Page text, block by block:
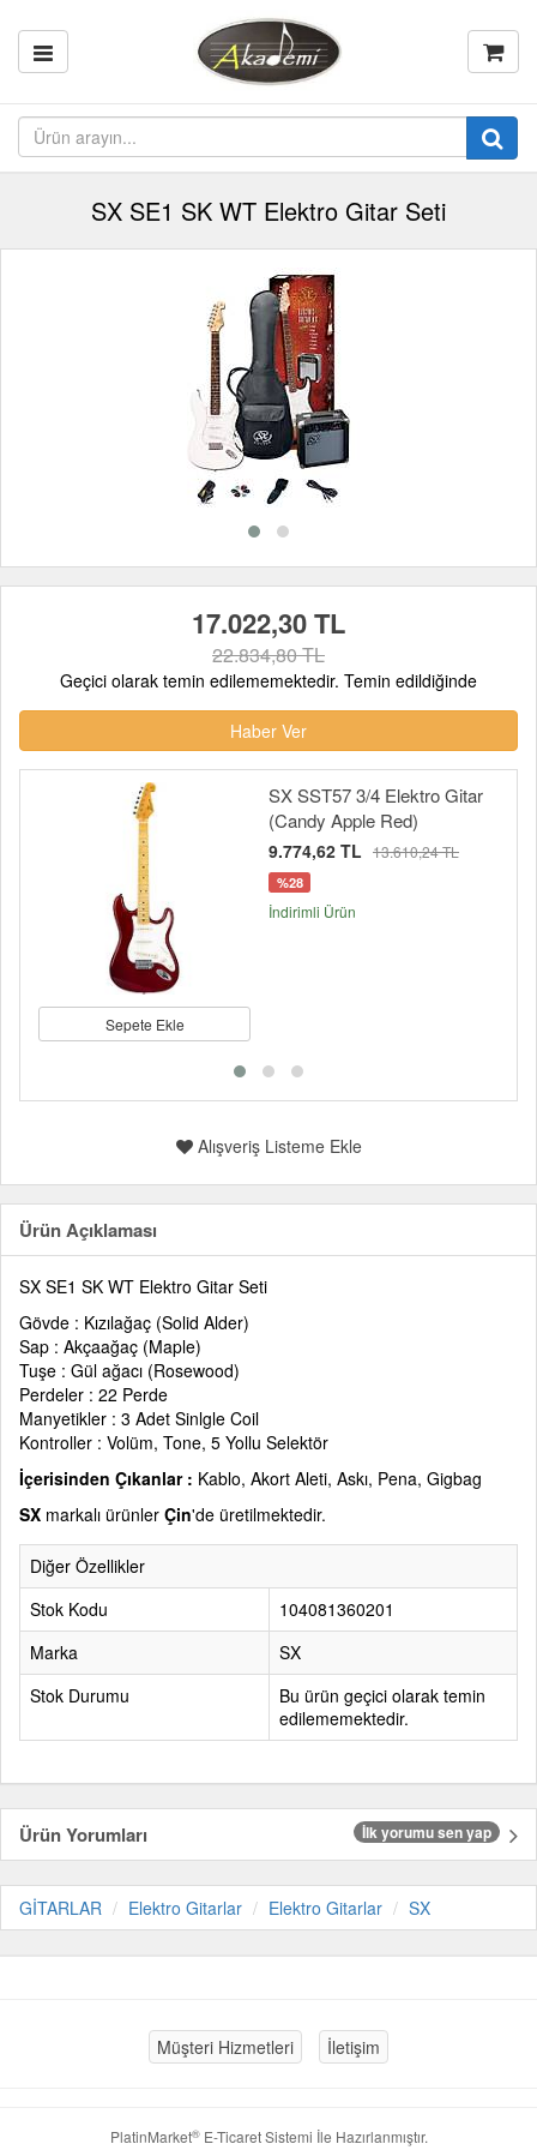
SX SE1 SK WT Elektro Gitar Seti
17.022,30 TL
22.834,80 TL
Geçici olarak temin edilememektedir. Temin edildiğinde
Haber Ver
Sepete Ekle
SX SST57 3/4 Elektro Gitar
(Candy Apple Red)
9.774,62 TL 13.610,24 TL
%28
İndirimli Ürün
Alışveriş Listeme Ekle
Ürün Açıklaması
SX SE1 SK WT Elektro Gitar Seti
Gövde : Kızılağaç (Solid Alder)
Sap : Akçaağaç (Maple)
Tuşe : Gül ağacı (Rosewood)
Perdeler : 22 Perde
Manyetikler : 3 Adet Sinlgle Coil
Kontroller : Volüm, Tone, 5 Yollu Selektör
İçerisinden Çıkanlar : Kablo, Akort Aleti, Askı, Pena, Gigbag
SX markalı ürünler Çin'de üretilmektedir.
Diğer Özellikler
Stok Kodu
104081360201
Marka
SX
Stok Durumu
Bu ürün geçici olarak temin
edilememektedir.
Ürün Yorumları İlk yorumu sen yap
GİTARLAR Elektro Gitarlar Elektro Gitarlar SX
Müşteri Hizmetleri İletişim
PlatinMarket®E-Ticaret Sistemi İle Hazırlanmıştır.